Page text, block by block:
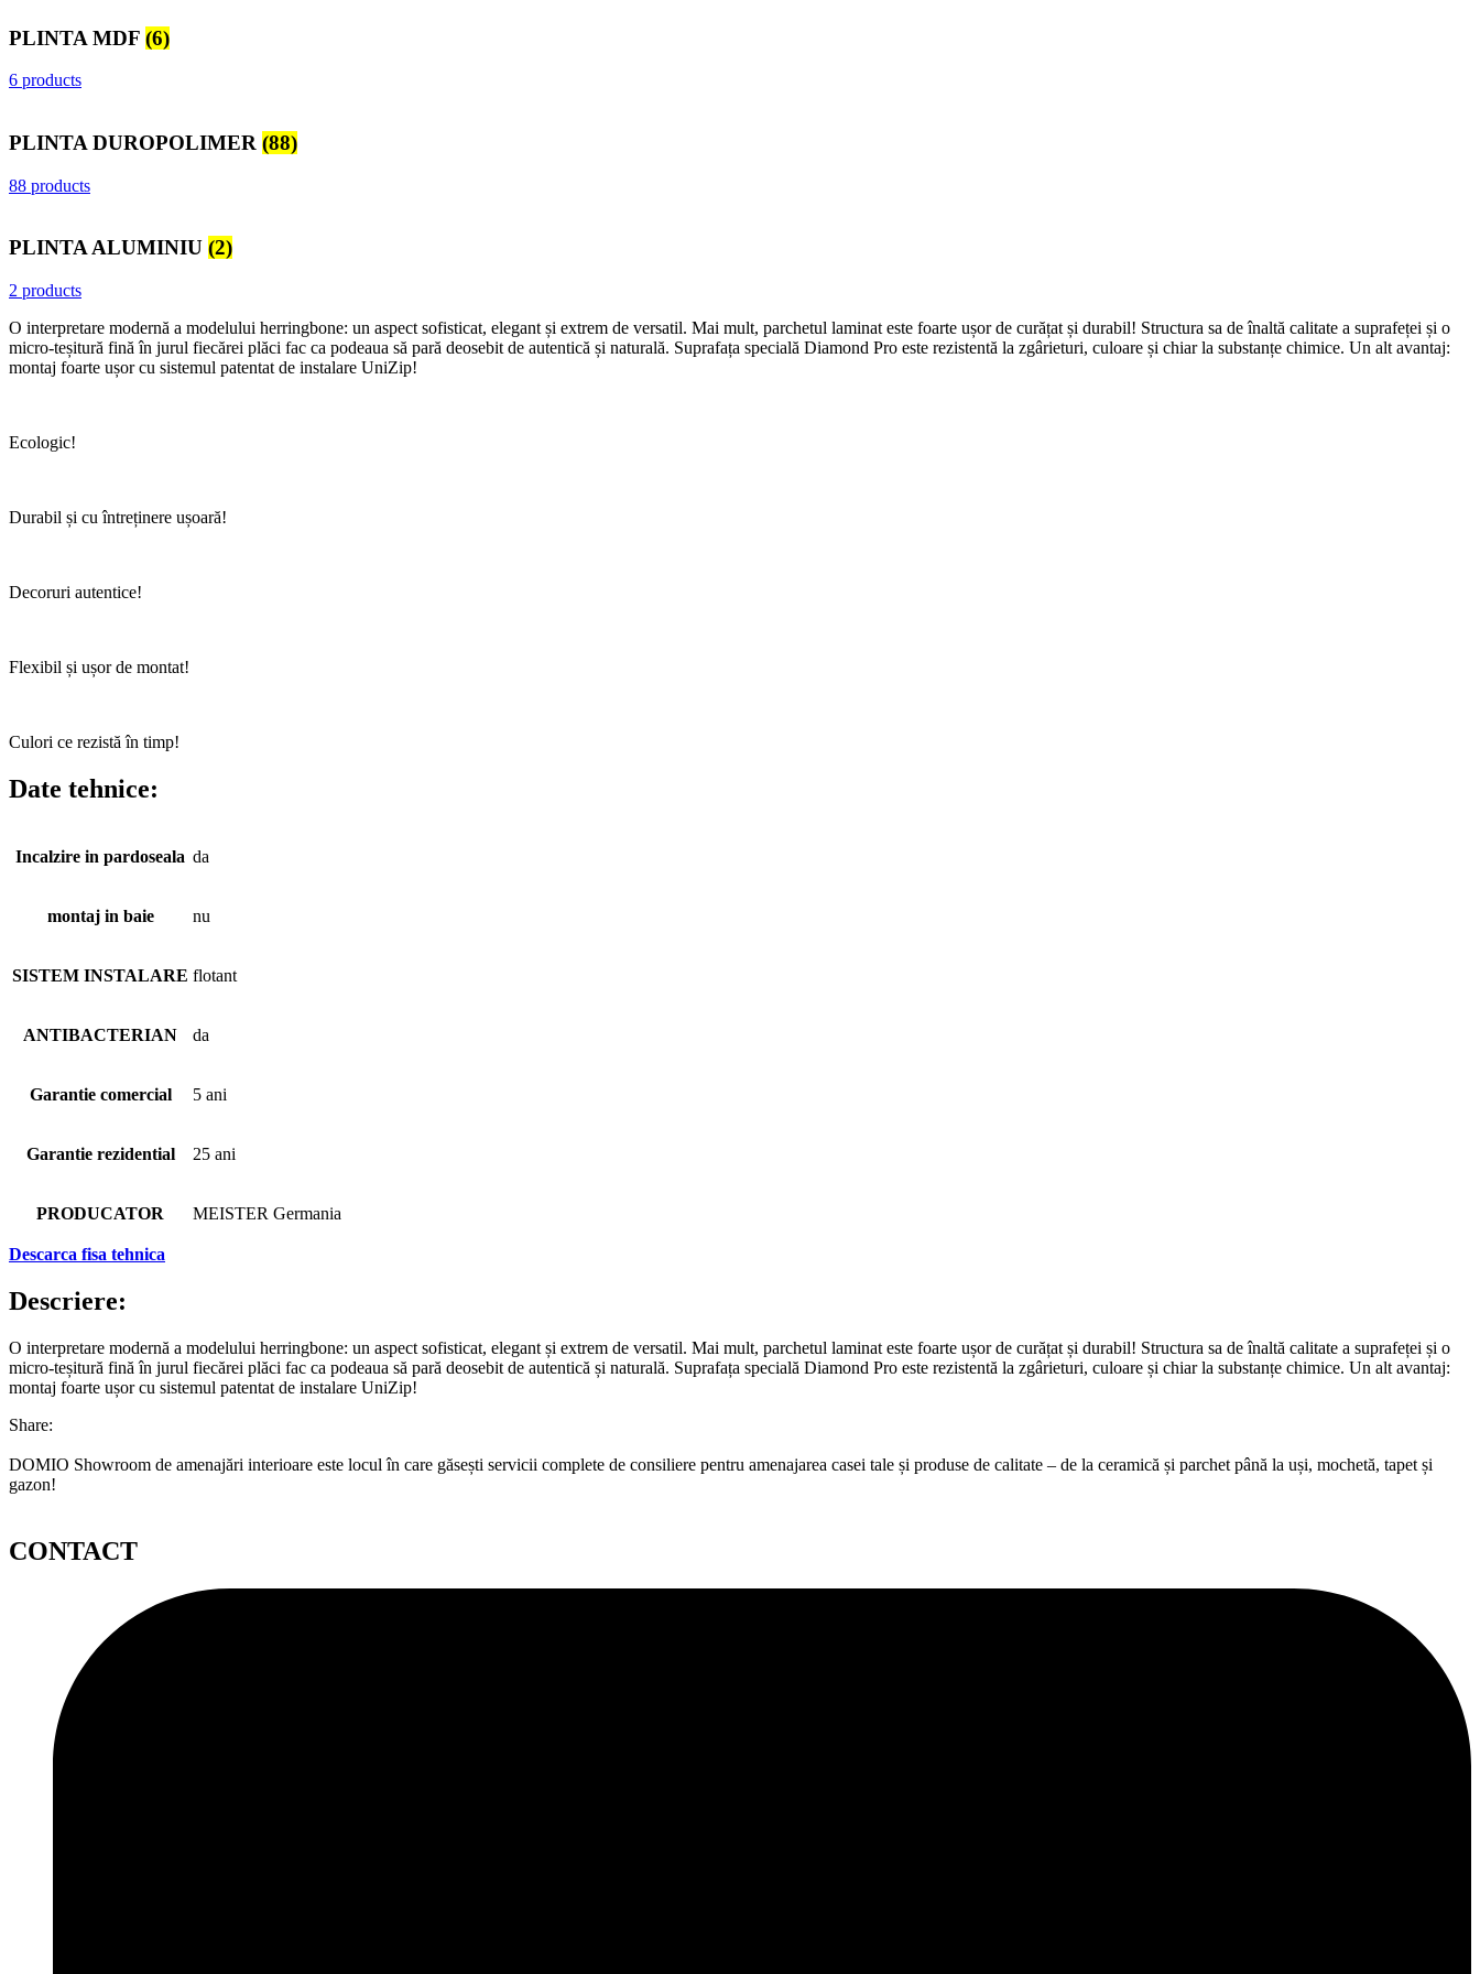
PLINTA MDF (6)
6 products
PLINTA DUROPOLIMER (88)
88 products
PLINTA ALUMINIU (2)
2 products
O interpretare modernă a modelului herringbone: un aspect sofisticat, elegant și extrem de versatil. Mai mult, parchetul laminat este foarte ușor de curățat și durabil! Structura sa de înaltă calitate a suprafeței și o
micro-teșitură fină în jurul fiecărei plăci fac ca podeaua să pară deosebit de autentică și naturală. Suprafața specială Diamond Pro este rezistentă la zgârieturi, culoare și chiar la substanțe chimice. Un alt avantaj:
montaj foarte ușor cu sistemul patentat de instalare UniZip!
Ecologic!
Durabil și cu întreținere ușoară!
Decoruri autentice!
Flexibil și ușor de montat!
Culori ce rezistă în timp!
Date tehnice:
Incalzire in pardoseala da
montaj in baie nu
SISTEM INSTALARE flotant
ANTIBACTERIAN da
Garantie comercial 5 ani
Garantie rezidential 25 ani
PRODUCATOR MEISTER Germania
Descarca fisa tehnica
Descriere:
O interpretare modernă a modelului herringbone: un aspect sofisticat, elegant și extrem de versatil. Mai mult, parchetul laminat este foarte ușor de curățat și durabil! Structura sa de înaltă calitate a suprafeței și o
micro-teșitură fină în jurul fiecărei plăci fac ca podeaua să pară deosebit de autentică și naturală. Suprafața specială Diamond Pro este rezistentă la zgârieturi, culoare și chiar la substanțe chimice. Un alt avantaj:
montaj foarte ușor cu sistemul patentat de instalare UniZip!
Share:
DOMIO Showroom de amenajări interioare este locul în care găsești servicii complete de consiliere pentru amenajarea casei tale și produse de calitate – de la ceramică și parchet până la uși, mochetă, tapet și
gazon!
CONTACT